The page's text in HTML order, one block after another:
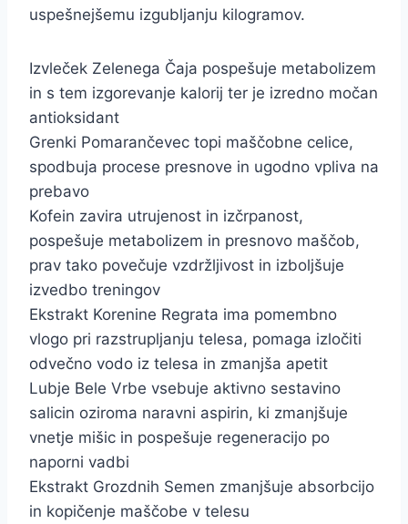
uspešnejšemu izgubljanju kilogramov.
Izvleček Zelenega Čaja pospešuje metabolizem
in s tem izgorevanje kalorij ter je izredno močan
antioksidant
Grenki Pomarančevec topi maščobne celice,
spodbuja procese presnove in ugodno vpliva na
prebavo
Kofein zavira utrujenost in izčrpanost,
pospešuje metabolizem in presnovo maščob,
prav tako povečuje vzdržljivost in izboljšuje
izvedbo treningov
Ekstrakt Korenine Regrata ima pomembno
vlogo pri razstrupljanju telesa, pomaga izločiti
odvečno vodo iz telesa in zmanjša apetit
Lubje Bele Vrbe vsebuje aktivno sestavino
salicin oziroma naravni aspirin, ki zmanjšuje
vnetje mišic in pospešuje regeneracijo po
naporni vadbi
Ekstrakt Grozdnih Semen zmanjšuje absorbcijo
in kopičenje maščobe v telesu